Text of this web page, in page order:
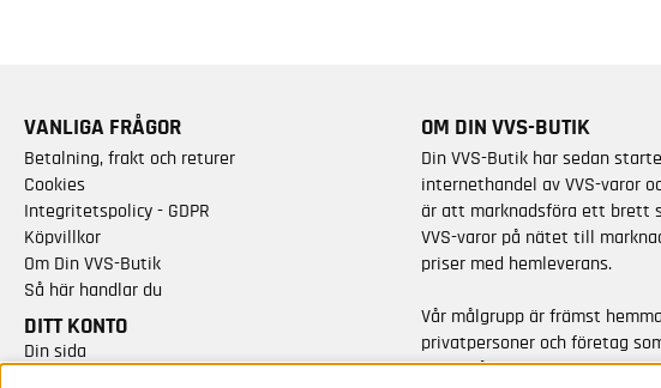
VANLIGA FRÅGOR
Betalning, frakt och returer
Cookies
Integritetspolicy - GDPR
Köpvillkor
Om Din VVS-Butik
Så här handlar du
DITT KONTO
Din sida
OM DIN VVS-BUTIK
Din VVS-Butik har sedan
internethandel av VVS-varor
är att marknadsföra ett brett
VVS-varor på nätet till
priser med hemleverans.
Vår målgrupp är främst
privatpersoner och företag
varor från kända varumärken.